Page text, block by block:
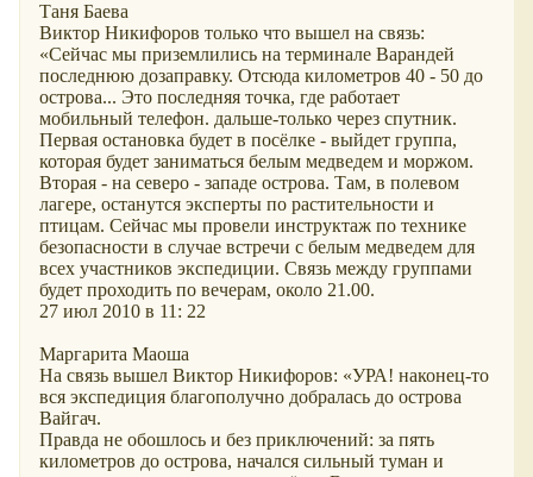
Таня Баева
Виктор Никифоров только что вышел на связь:
«Сейчас мы приземлились на терминале Варандей
последнюю дозаправку. Отсюда километров 40 - 50 до
острова... Это последняя точка, где работает
мобильный телефон. дальше-только через спутник.
Первая остановка будет в посёлке - выйдет группа,
которая будет заниматься белым медведем и моржом.
Вторая - на северо - западе острова. Там, в полевом
лагере, останутся эксперты по растительности и
птицам. Сейчас мы провели инструктаж по технике
безопасности в случае встречи с белым медведем для
всех участников экспедиции. Связь между группами
будет проходить по вечерам, около 21.00.
27 июл 2010 в 11: 22
Маргарита Маоша
На связь вышел Виктор Никифоров: «УРА! наконец-то
вся экспедиция благополучно добралась до острова
Вайгач.
Правда не обошлось и без приключений: за пять
километров до острова, начался сильный туман и